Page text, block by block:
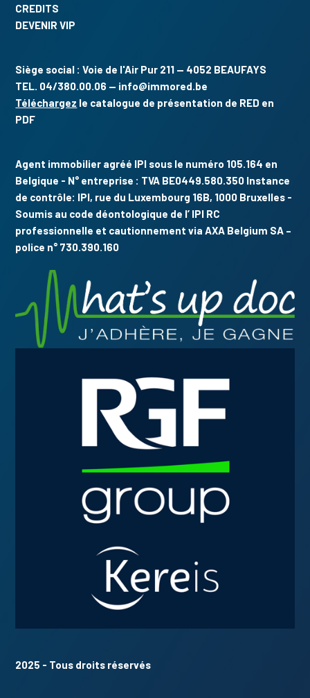
CREDITS
DEVENIR VIP
Siège social : Voie de l'Air Pur 211 — 4052 BEAUFAYS
TEL. 04/380.00.06 — info@immored.be
Téléchargez le catalogue de présentation de RED en
PDF
Agent immobilier agréé IPI sous le numéro 105.164 en
Belgique - N° entreprise : TVA BE0449.580.350 Instance
de contrôle: IPI, rue du Luxembourg 16B, 1000 Bruxelles -
Soumis au code déontologique de l’ IPI RC
professionnelle et cautionnement via AXA Belgium SA –
police n° 730.390.160
2025 - Tous droits réservés